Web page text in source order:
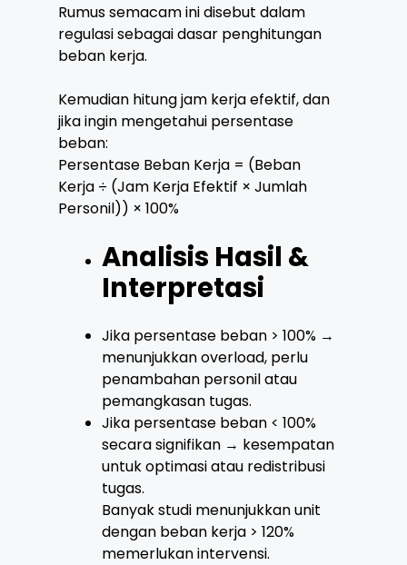
Rumus semacam ini disebut dalam
regulasi sebagai dasar penghitungan
beban kerja.
Kemudian hitung jam kerja efektif, dan
jika ingin mengetahui persentase
beban:
Persentase Beban Kerja = (Beban
Kerja ÷ (Jam Kerja Efektif × Jumlah
Personil)) × 100%
Analisis Hasil &
Interpretasi
Jika persentase beban > 100% →
menunjukkan overload, perlu
penambahan personil atau
pemangkasan tugas.
Jika persentase beban < 100%
secara signifikan → kesempatan
untuk optimasi atau redistribusi
tugas.
Banyak studi menunjukkan unit
dengan beban kerja > 120%
memerlukan intervensi.